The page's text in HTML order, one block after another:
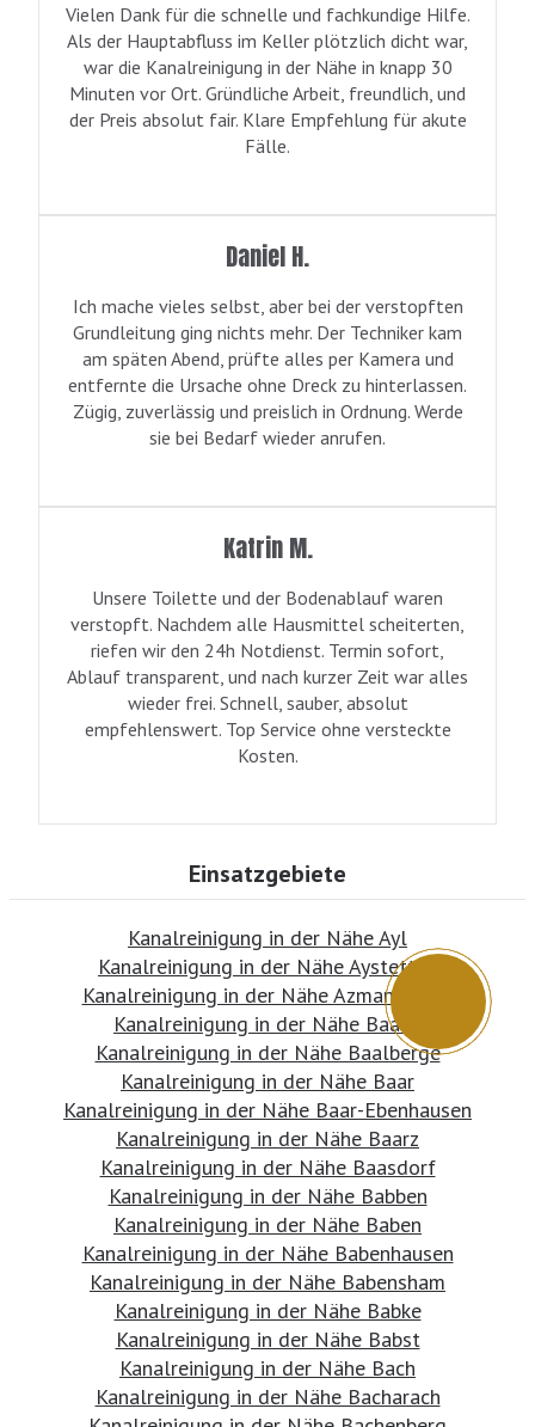
Vielen Dank für die schnelle und fachkundige Hilfe.
Als der Hauptabfluss im Keller plötzlich dicht war,
war die Kanalreinigung in der Nähe in knapp 30
Minuten vor Ort. Gründliche Arbeit, freundlich, und
der Preis absolut fair. Klare Empfehlung für akute
Fälle.
Daniel H.
Ich mache vieles selbst, aber bei der verstopften
Grundleitung ging nichts mehr. Der Techniker kam
am späten Abend, prüfte alles per Kamera und
entfernte die Ursache ohne Dreck zu hinterlassen.
Zügig, zuverlässig und preislich in Ordnung. Werde
sie bei Bedarf wieder anrufen.
Katrin M.
Unsere Toilette und der Bodenablauf waren
verstopft. Nachdem alle Hausmittel scheiterten,
riefen wir den 24h Notdienst. Termin sofort,
Ablauf transparent, und nach kurzer Zeit war alles
wieder frei. Schnell, sauber, absolut
empfehlenswert. Top Service ohne versteckte
Kosten.
Einsatzgebiete
Kanalreinigung in der Nähe Ayl
Kanalreinigung in der Nähe Aystetten
Kanalreinigung in der Nähe Azmannsdorf
Kanalreinigung in der Nähe Baabe
Kanalreinigung in der Nähe Baalberge
Kanalreinigung in der Nähe Baar
Kanalreinigung in der Nähe Baar-Ebenhausen
Kanalreinigung in der Nähe Baarz
Kanalreinigung in der Nähe Baasdorf
Kanalreinigung in der Nähe Babben
Kanalreinigung in der Nähe Baben
Kanalreinigung in der Nähe Babenhausen
Kanalreinigung in der Nähe Babensham
Kanalreinigung in der Nähe Babke
Kanalreinigung in der Nähe Babst
Kanalreinigung in der Nähe Bach
Kanalreinigung in der Nähe Bacharach